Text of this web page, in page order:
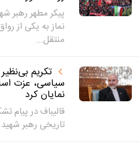
پیکر مطهر رهبر
نماز به یکی از
منتقل...
تکریم
سیاسی، عزت
نمایان کرد
قالیباف در پیام
تاریخی رهبر